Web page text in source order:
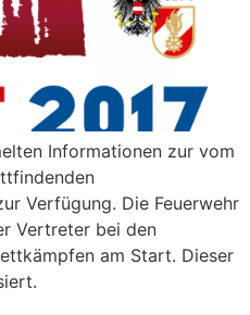
Informationen zur vom
Verfügung. Die Feuerwehr
Vertreter bei den
am Start. Dieser